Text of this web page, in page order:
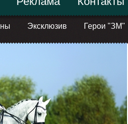
Эксклюзив Герои "ЗМ"